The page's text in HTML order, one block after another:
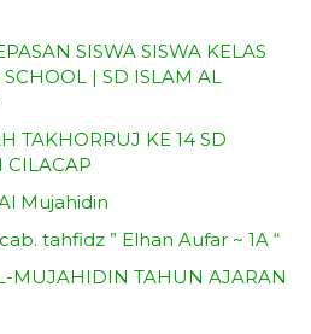
SISWA SISWA KELAS
| SD ISLAM AL
TAKHORRUJ KE 14 SD
Mujahidin
tahfidz ” Elhan Aufar ~ 1A “
MUJAHIDIN TAHUN AJARAN